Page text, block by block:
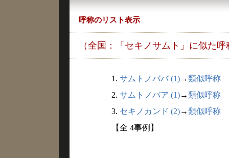
呼称のリスト表示
（全国：「セキノサムト」に似た呼
1. サムトノババ (1)→類似呼称
2. サムトノバア (1)→類似呼称
3. セキノカンド (2)→類似呼称
【全 4事例】